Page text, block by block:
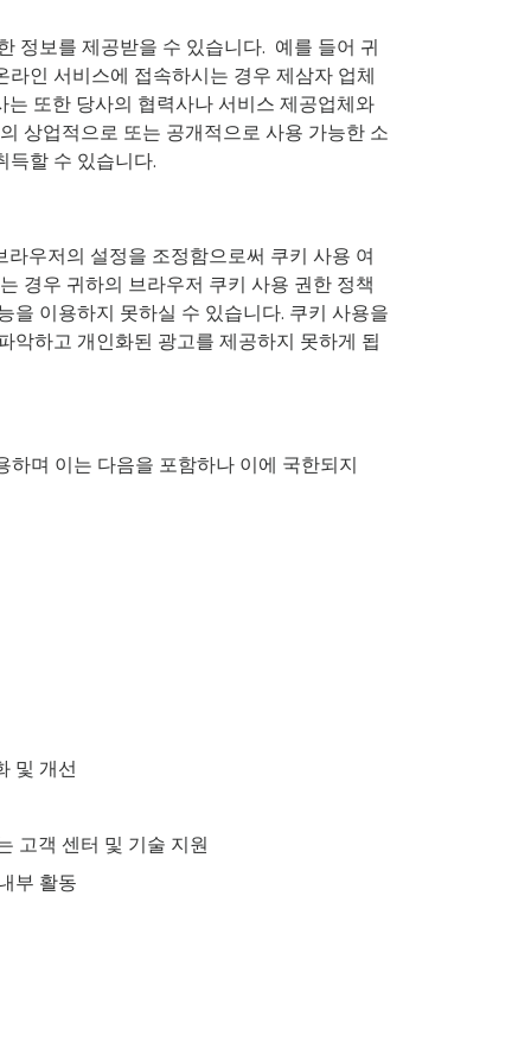
정보를 제공받을 수 있습니다. 예를 들어 귀
라인 서비스에 접속하시는 경우 제삼자 업체
또한 당사의 협력사나 서비스 제공업체와
상업적으로 또는 공개적으로 사용 가능한 소
득할 수 있습니다.
우저의 설정을 조정함으로써 쿠키 사용 여
경우 귀하의 브라우저 쿠키 사용 권한 정책
을 이용하지 못하실 수 있습니다. 쿠키 사용을
악하고 개인화된 광고를 제공하지 못하게 됩
하며 이는 다음을 포함하나 이에 국한되지
및 개선
고객 센터 및 기술 지원
부 활동